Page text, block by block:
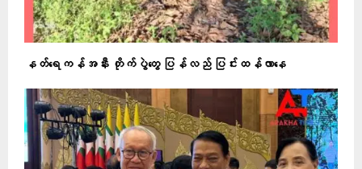
နတ်ရေကန်အနီး တိုက်ပွဲတွေ ပြန်လည် ပြင်းထန်လာနေ